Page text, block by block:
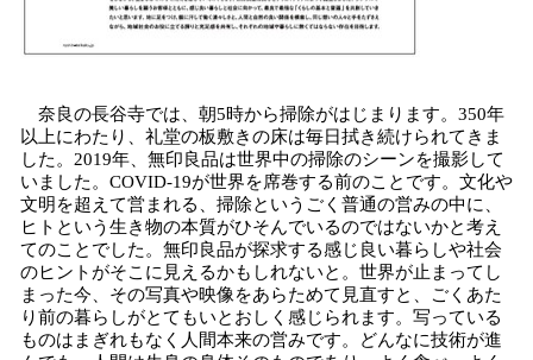
奈良の長谷寺では、朝5時から掃除がはじまります。350年
以上にわたり、礼堂の板敷きの床は毎日拭き続けられてきま
した。2019年、無印良品は世界中の掃除のシーンを撮影して
いました。COVID-19が世界を席巻する前のことです。文化や
文明を超えて営まれる、掃除というごく普通の営みの中に、
ヒトという生き物の本質がひそんでいるのではないかと考え
てのことでした。無印良品が探求する感じ良い暮らしや社会
のヒントがそこに見えるかもしれないと。世界が止まってし
まった今、その写真や映像をあらためて見直すと、ごくあた
り前の暮らしがとてもいとおしく感じられます。写っている
ものはまぎれもなく人間本来の営みです。どんなに技術が進